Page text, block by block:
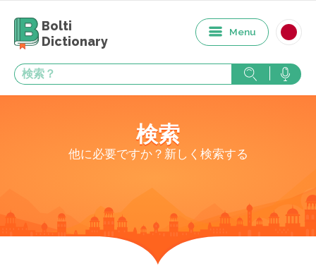
Bolti
Dictionary
Menu
検索
他に必要ですか？新しく検索する